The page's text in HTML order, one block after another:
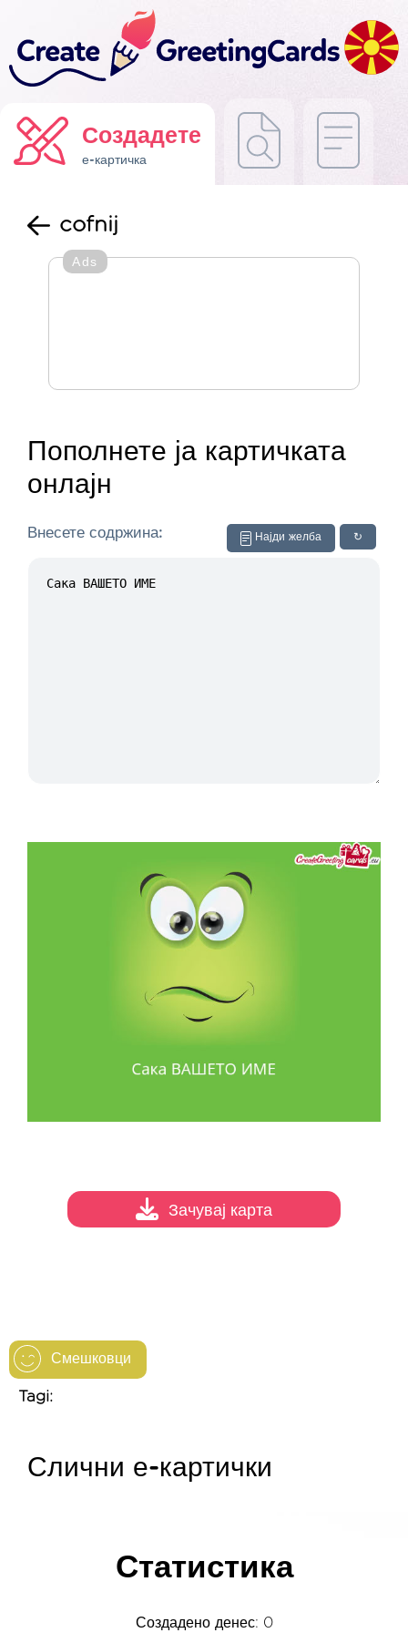
Создадете
е-картичка
cofnij
Ads
Пополнете ја картичката
онлајн
↻
Најди желба
Внесете содржина:
Смешковци
Tagi:
Зачувај карта
Слични е-картички
Статистика
Создадено денес: 0